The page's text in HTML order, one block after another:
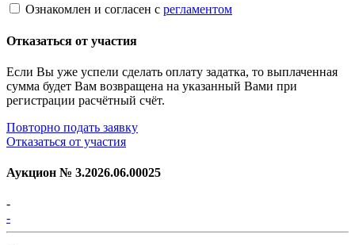
Ознакомлен и согласен с регламентом
Отказаться от участия
Если Вы уже успели сделать оплату задатка, то выплаченная
сумма будет Вам возвращена на указанный Вами при
регистрации расчётный счёт.
Повторно подать заявку
Отказаться от участия
Аукцион № 3.2026.06.00025
-
-